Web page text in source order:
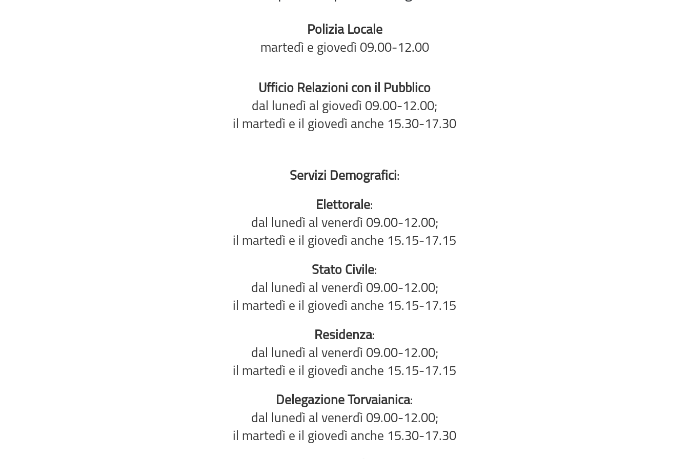
Polizia Locale
martedì e giovedì 09.00-12.00
Ufficio Relazioni con il Pubblico
dal lunedì al giovedì 09.00-12.00;
il martedì e il giovedì anche 15.30-17.30
Servizi Demografici:
Elettorale:
dal lunedì al venerdì 09.00-12.00;
il martedì e il giovedì anche 15.15-17.15
Stato Civile:
dal lunedì al venerdì 09.00-12.00;
il martedì e il giovedì anche 15.15-17.15
Residenza:
dal lunedì al venerdì 09.00-12.00;
il martedì e il giovedì anche 15.15-17.15
Delegazione Torvaianica:
dal lunedì al venerdì 09.00-12.00;
il martedì e il giovedì anche 15.30-17.30